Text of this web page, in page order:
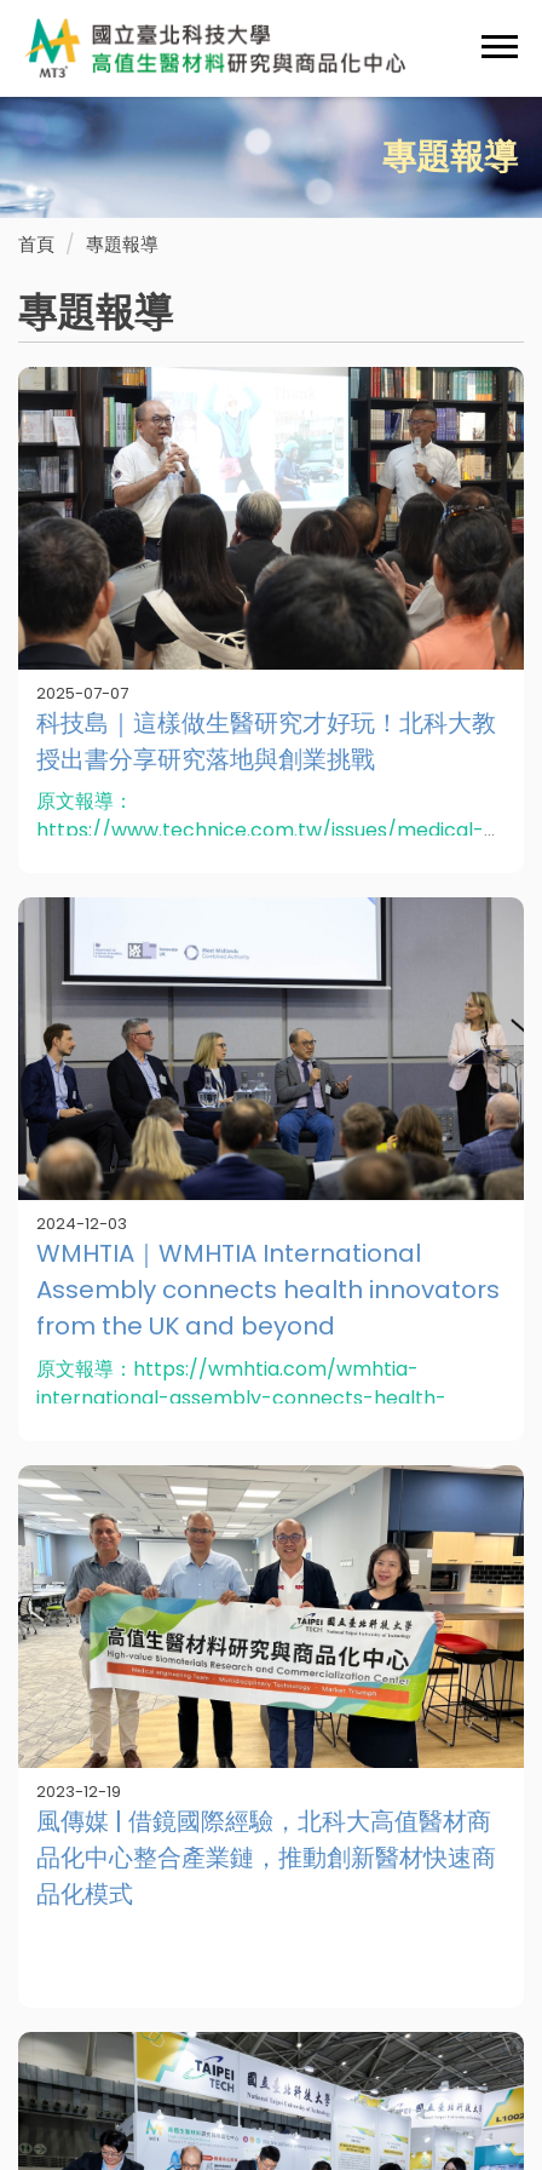
要
內
容
區
專題報導
首頁 專題報導
專題報導
2025-07-07
科技島｜這樣做生醫研究才好玩！北科大教
授出書分享研究落地與創業挑戰
原文報導：
https://www.technice.com.tw/issues/medical-
2024-12-03
WMHTIA｜WMHTIA International
Assembly connects health innovators
from the UK and beyond
原文報導：https://wmhtia.com/wmhtia-
international-assembly-connects-health-
2023-12-19
風傳媒 | 借鏡國際經驗，北科大高值醫材商
品化中心整合產業鏈，推動創新醫材快速商
品化模式